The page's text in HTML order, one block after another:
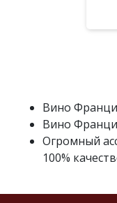
Вино
Вино
Огромный
100%